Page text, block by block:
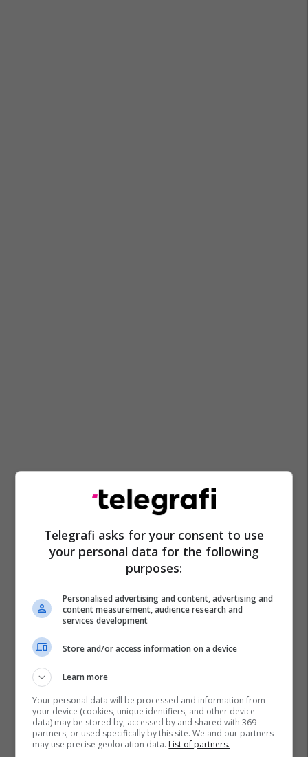
Telegrafi asks for your consent to use
your personal data for the following
purposes:
Personalised advertising and content, advertising and
content measurement, audience research and
services development
Store and/or access information on a device
Learn more
Your personal data will be processed and information from
your device (cookies, unique identifiers, and other device
data) may be stored by, accessed by and shared with 369
partners, or used specifically by this site. We and our partners
may use precise geolocation data. List of partners.